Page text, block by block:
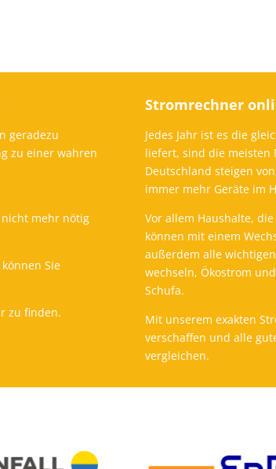
geradezu
zu einer wahren
mehr nötig
Sie
zu finden.
Stromrechner
Jedes Jahr ist es die
liefert, sind die meisten
Deutschland steigen
immer mehr Geräte im
Vor allem Haushalte,
können mit einem
außerdem alle
wechseln, Ökostrom
Schufa.
Mit unserem exakten
verschaffen und alle
vergleichen.